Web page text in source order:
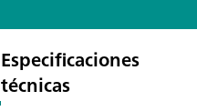
Especificaciones
técnicas